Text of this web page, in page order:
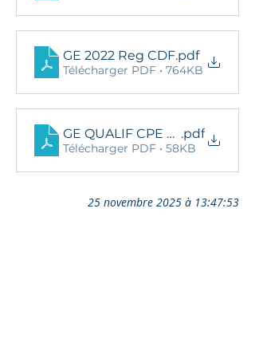
GE 2022 Reg CDF.pdf
Télécharger PDF • 764KB
GE QUALIF CPE FCE SUD
.pdf
Télécharger PDF • 58KB
25 novembre 2025 à 13:47:53